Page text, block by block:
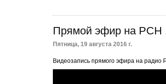
Прямой эфир на РСН
Пятница, 19 августа 2016 г.
Видеозапись прямого эфира на радио